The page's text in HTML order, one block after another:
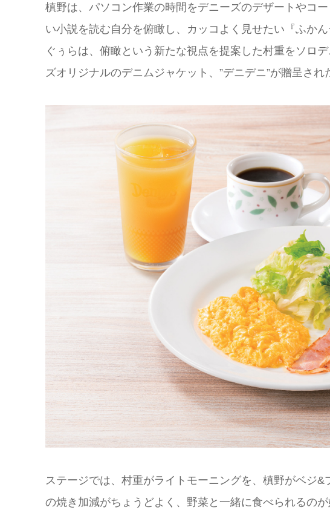
槙野は、パソコン作業の時間をデニーズのデザートやコ
い小説を読む自分を俯瞰し、カッコよく見せたい『ふか
ぐぅらは、俯瞰という新たな視点を提案した村重をソロ
ズオリジナルのデニムジャケット、”デニデニ”が贈呈され
ステージでは、村重がライトモーニングを、槙野がベジ
の焼き加減がちょうどよく、野菜と一緒に食べられるの